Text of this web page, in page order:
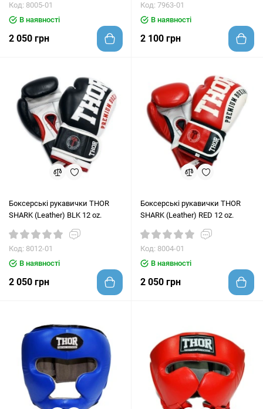
Код: 8005-01
В наявності
2 050 грн
Код: 7963-01
В наявності
2 100 грн
Боксерські рукавички THOR
SHARK (Leather) BLK 12 oz.
Код: 8012-01
В наявності
2 050 грн
Боксерські рукавички THOR
SHARK (Leather) RED 12 oz.
Код: 8004-01
В наявності
2 050 грн